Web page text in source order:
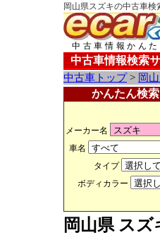
岡山県スズキの中古車検
中古車情報かん
中古車情報検索
中古車トップ> 岡
かんたん検
メーカー名
車名
タイプ
ボディカラー
岡山県 スズ